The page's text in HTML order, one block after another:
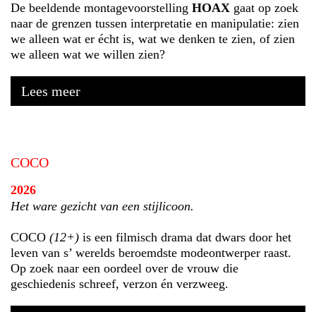
De beeldende montagevoorstelling HOAX gaat op zoek
naar de grenzen tussen interpretatie en manipulatie: zien
we alleen wat er écht is, wat we denken te zien, of zien
we alleen wat we willen zien?
Lees meer
COCO
2026
Het ware gezicht van een stijlicoon.
COCO (12+) is een filmisch drama dat dwars door het
leven van s’ werelds beroemdste modeontwerper raast.
Op zoek naar een oordeel over de vrouw die
geschiedenis schreef, verzon én verzweeg.